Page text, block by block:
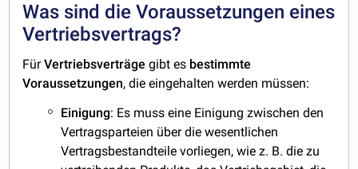
Was sind die Voraussetzungen eines
Vertriebsvertrags?
FürVertriebsverträge gibt es bestimmte
Voraussetzungen, die eingehalten werden müssen:
Einigung: Es muss eine Einigung zwischen den
Vertragsparteien über die wesentlichen
Vertragsbestandteile vorliegen, wie z. B. die zu